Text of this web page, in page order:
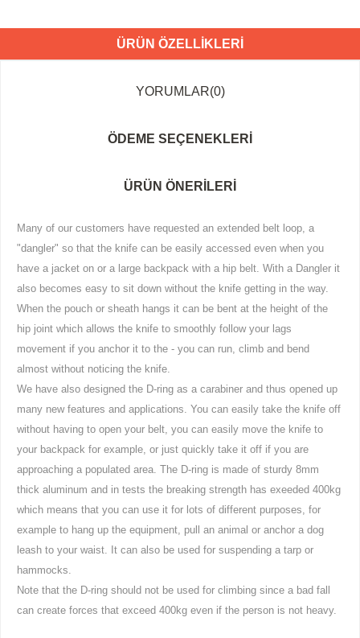
ÜRÜN ÖZELLIKLERI
YORUMLAR(0)
ÖDEME SEÇENEKLERI
ÜRÜN ÖNERILERI
Many of our customers have requested an extended belt loop, a
"dangler" so that the knife can be easily accessed even when you
have a jacket on or a large backpack with a hip belt. With a Dangler it
also becomes easy to sit down without the knife getting in the way.
When the pouch or sheath hangs it can be bent at the height of the
hip joint which allows the knife to smoothly follow your lags
movement if you anchor it to the - you can run, climb and bend
almost without noticing the knife.
We have also designed the D-ring as a carabiner and thus opened up
many new features and applications. You can easily take the knife off
without having to open your belt, you can easily move the knife to
your backpack for example, or just quickly take it off if you are
approaching a populated area. The D-ring is made of sturdy 8mm
thick aluminum and in tests the breaking strength has exeeded 400kg
which means that you can use it for lots of different purposes, for
example to hang up the equipment, pull an animal or anchor a dog
leash to your waist. It can also be used for suspending a tarp or
hammocks.
Note that the D-ring should not be used for climbing since a bad fall
can create forces that exceed 400kg even if the person is not heavy.